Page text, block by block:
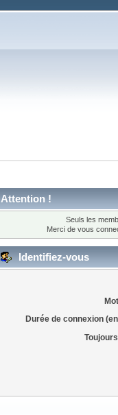
Attention !
Seuls les
Merci de vous
Identifiez-vous
Durée de connexion